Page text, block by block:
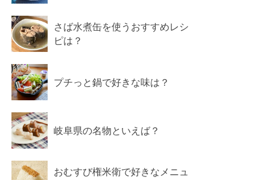
さば水煮缶を使うおすすめレシ
ピは？
プチっと鍋で好きな味は？
岐阜県の名物といえば？
おむすび権米衛で好きなメニュ